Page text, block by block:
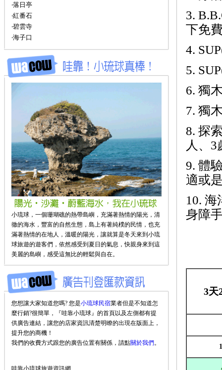
‧落日亭
‧紅番石
‧碧雲寺
‧海子口
小琉球，一個珊瑚礁的熱帶島嶼，充滿著熱情的陽光，清
徹的海水，豐富的自然生態，島上有著純樸的民情，也充
滿著熱情的在地人，溫暖的陽光，讓就算是冬天來到小琉
球旅遊的遊客們，依然感受到夏日的氣息，快親身來到這
美麗的島嶼，感受這無比的輕鬆與自在。
您想讓大家知道您嗎? 您是小琉球民宿業者但是不知道怎
麼行銷?很簡單，『哇靠小琉球』的首頁以及左側都有提
供廣告連結，讓您的店家資訊清楚明瞭的出現在版面上，
提升您的商機！
我們的收費方式跟您的廣告位置有關係，請點關於我們。
哇靠小琉球旅遊資訊網
3.
下免
4.
5.
6. 獨
7. 獨
8. 探
人、3
9. 體
適或
10. 海
身障
3天